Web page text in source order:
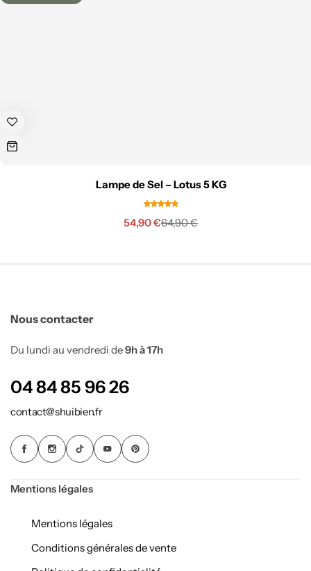
Lampe de Sel – Lotus 5 KG
64,90€
54,90€
Nous contacter
Du lundi au vendredi de9h à 17h
04 84 85 96 26
contact@shuibien.fr
Mentions légales
Mentions légales
Conditions générales de vente